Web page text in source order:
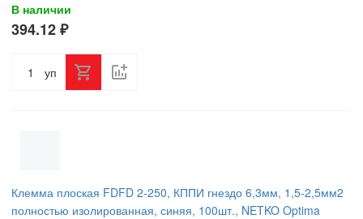
В наличии
394.12 ₽
уп
Клемма плоская FDFD 2-250, КППИ гнездо 6,3мм, 1,5-2,5мм2
полностью изолированная, синяя, 100шт., NETKO Optima